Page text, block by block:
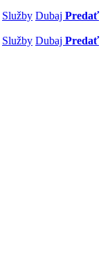
Služby Dubaj Predať
Služby Dubaj Predať